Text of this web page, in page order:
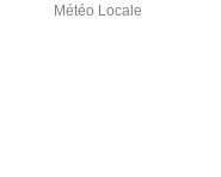
Météo Locale